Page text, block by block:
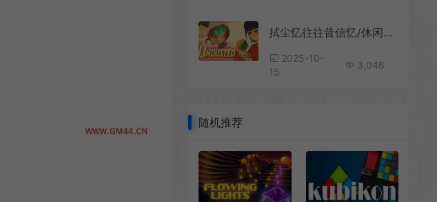
拭尘忆往往昔信忆/休闲清洁游戏 Undusted Letters from the Past 下载
2025-10-
15
3,046
随机推荐